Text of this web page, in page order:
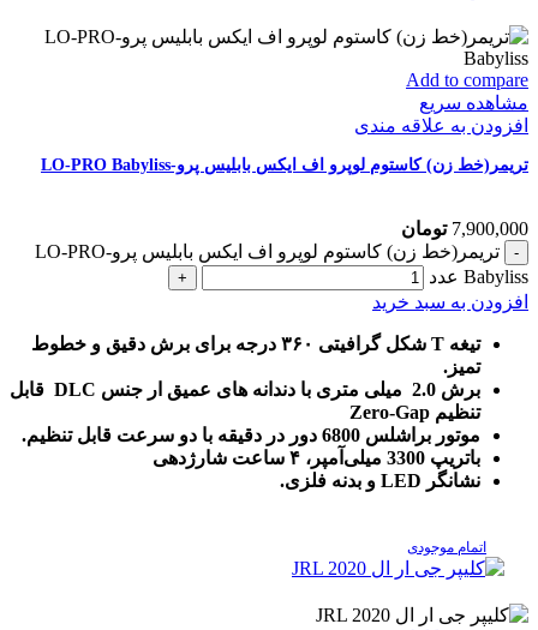
Add to compare
مشاهده سریع
افزودن به علاقه مندی
تریمر(خط زن) کاستوم لوپرو اف ایکس بابلیس پرو-LO-PRO Babyliss
7,900,000 تومان
تریمر(خط زن) کاستوم لوپرو اف ایکس بابلیس پرو-LO-PRO
Babyliss عدد
افزودن به سبد خرید
تیغه T شکل گرافیتی ۳۶۰ درجه برای برش دقیق و خطوط
تمیز.
برش 2.0 میلی متری با دندانه های عمیق ار جنس DLC قابل
تنظیم Zero-Gap
موتور براشلس 6800 دور در دقیقه با دو سرعت قابل تنظیم.
باتریپ 3300 میلی‌آمپر، ۴ ساعت شارژدهی
نشانگر LED و بدنه فلزی.
اتمام موجودی